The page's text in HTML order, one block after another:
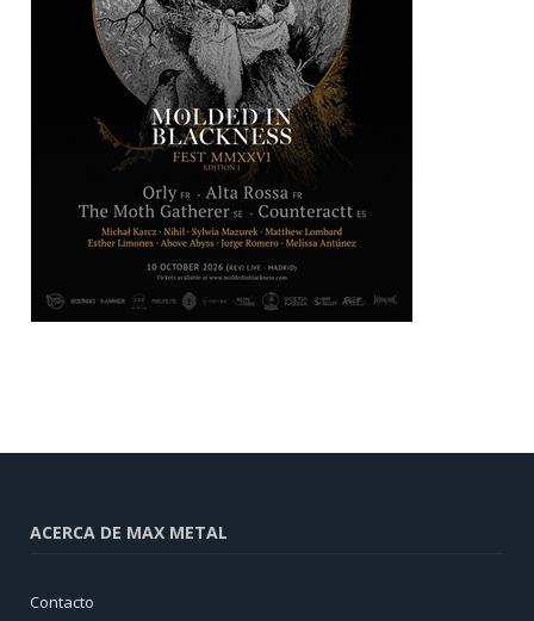
ACERCA DE MAX METAL
Contacto